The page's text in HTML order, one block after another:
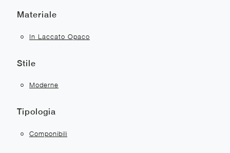
Materiale
In Laccato Opaco
Stile
Moderne
Tipologia
Componibili